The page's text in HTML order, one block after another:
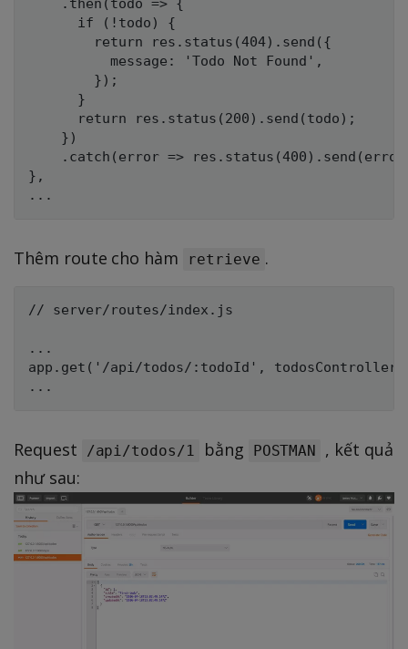
    .then(todo => {
      if (!todo) {
        return res.status(404).send({
          message: 'Todo Not Found',
        });
      }
      return res.status(200).send(todo);
    })
.catch(error =>
},
Thêm route cho hàm retrieve .
// server/routes/index.js
...
app.get('/api/todos/:todoId',
Request /api/todos/1 bằng POSTMAN
, kết quả
như sau: